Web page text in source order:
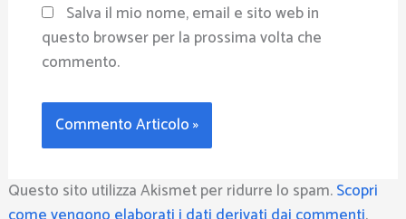
Salva il mio nome, email e sito web in
questo browser per la prossima volta che
commento.
Questo sito utilizza Akismet per ridurre lo spam.Scopri